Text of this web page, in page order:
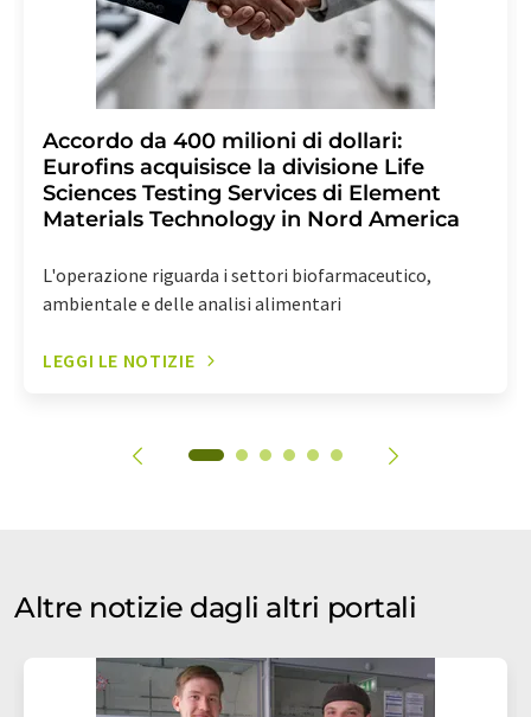
Accordo da 400 milioni di dollari:
Eurofins acquisisce la divisione Life
Sciences Testing Services di Element
Materials Technology in Nord America
L'operazione riguarda i settori biofarmaceutico,
ambientale e delle analisi alimentari
LEGGI LE NOTIZIE
Altre notizie dagli altri portali